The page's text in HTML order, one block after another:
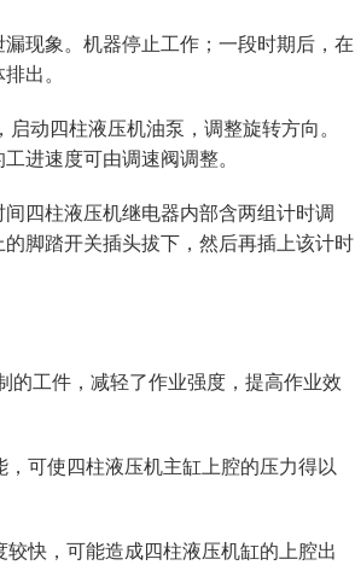
现象。机器停止工作；一段时期后，在
出。
动四柱液压机油泵，调整旋转方向。
进速度可由调速阀调整。
四柱液压机继电器内部含两组计时调
脚踏开关插头拔下，然后再插上该计时
的工件，减轻了作业强度，提高作业效
可使四柱液压机主缸上腔的压力得以
快，可能造成四柱液压机缸的上腔出